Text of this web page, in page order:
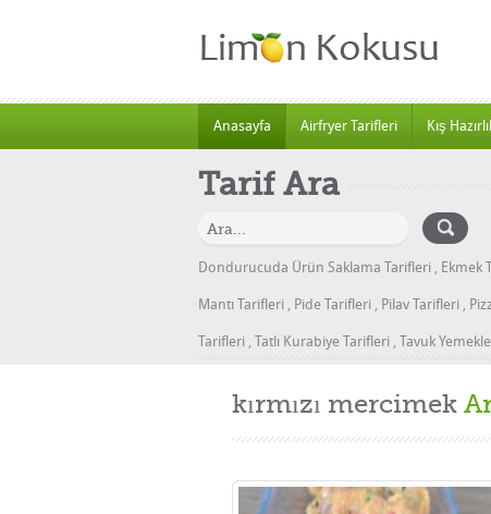
Anasayfa Airfryer Tarifleri Kış
Tarif Ara
Dondurucuda Ürün Saklama Tarifleri , Ekmek
Mantı Tarifleri , Pide Tarifleri , Pilav Tarifleri ,
Tarifleri , Tatlı Kurabiye Tarifleri , Tavuk
kırmızı mercimek